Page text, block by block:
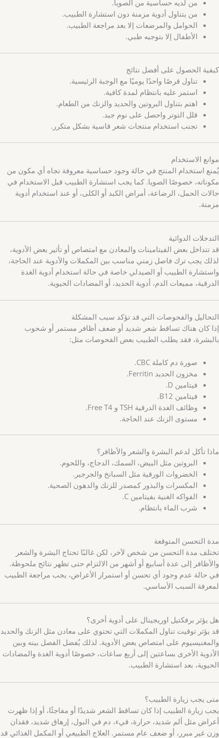
من لديه حساسية من الصويا.
من يتناول أدوية مزمنة دون استشارة الطبيب.
الحوامل والمرضعات إلا بعد مراجعة الطبيب.
الأطفال إلا بتوجيه طبي.
كيفية الحصول على أفضل نتائج
تناول قرصًا واحدًا يوميًا مع الوجبة الرئيسية.
استمر عليه بانتظام لمدة كافية.
اهتم بتناول البروتين والحديد والزنك من الطعام.
قلل التوتر واحصل على نوم جيد.
تجنب استخدام منتجات شعر قاسية بشكل متكرر.
موانع الاستخدام
يُمنع استخدام المنتج في حالة وجود حساسية معروفة تجاه أي مكون من
مكوناته، خصوصًا الصويا. كما يجب استشارة الطبيب قبل الاستخدام في
حالات الحمل، الرضاعة، أمراض الكبد أو الكلى، أو عند استخدام أدوية
مزمنة.
التدخلات الدوائية
قد تتداخل بعض الفيتامينات والمعادن مع امتصاص أو تأثير بعض الأدوية،
لذلك يجب ترك فاصل زمني مناسب بين المكملات والأدوية عند الحاجة،
واستشارة الطبيب أو الصيدلي خاصة في حالة استخدام أدوية الغدة
الدرقية، مميعات الدم، أدوية الحديد، أو المضادات الحيوية.
التحاليل والفحوصات التي قد تؤكد سبب المشكلة
إذا كان هناك تساقط شعر شديد أو ضعف أظافر مستمر أو شحوب
بالبشرة، فقد يطلب الطبيب بعض الفحوصات مثل:
صورة دم كاملة CBC.
مخزون الحديد Ferritin.
فيتامين D.
فيتامين B12.
وظائف الغدة الدرقية TSH و Free T4.
مستوى الزنك عند الحاجة.
ماذا تأكل لدعم البشرة والشعر والأظافر؟
البروتين مثل البيض، السمك، الدجاج، واللحوم.
الخضروات الورقية مثل السبانخ والجرجير.
المكسرات والبذور كمصدر للزنك والدهون الصحية.
الفواكه الغنية بفيتامين C.
شرب الماء بانتظام.
مدة التحسن المتوقعة
تختلف مدة التحسن من شخص لآخر، لكن غالبًا تحتاج البشرة والشعر
والأظافر إلى عدة أسابيع أو أشهر من الالتزام حتى تظهر نتائج ملحوظة.
في حالة عدم وجود أي تحسن أو استمرار الأعراض، يجب مراجعة الطبيب
لمعرفة السبب الأساسي.
هل يؤثر برفكتيل اوريجينال على أدوية أخرى؟
قد يؤثر توقيت تناول المكملات التي تحتوي على معادن مثل الزنك والحديد
والمغنيسيوم على امتصاص بعض الأدوية. لذلك يُفضل الفصل بينه وبين
الأدوية الأخرى بساعتين إلى أربع ساعات، خصوصًا أدوية الغدة والمضادات
الحيوية، بعد استشارة الطبيب.
متى يجب زيارة الطبيب؟
يجب زيارة الطبيب إذا كان تساقط الشعر شديدًا أو مفاجئًا، أو إذا ظهرت
أعراض مثل ألم شديد، حرارة، قيء، دم في البول، إرهاق شديد، فقدان
وزن غير مبرر، أو ضعف عام مستمر. العلاج الطبيعي أو المكمل الغذائي قد